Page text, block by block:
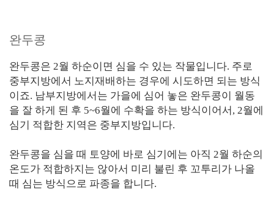
완두콩
완두콩은 2월 하순이면 심을 수 있는 작물입니다. 주로
중부지방에서 노지재배하는 경우에 시도하면 되는 방식
이죠. 남부지방에서는 가을에 심어 놓은 완두콩이 월동
을 잘 하게 된 후 5~6월에 수확을 하는 방식이어서, 2월에
심기 적합한 지역은 중부지방입니다.
완두콩을 심을 때 토양에 바로 심기에는 아직 2월 하순의
온도가 적합하지는 않아서 미리 불린 후 꼬투리가 나올
때 심는 방식으로 파종을 합니다.